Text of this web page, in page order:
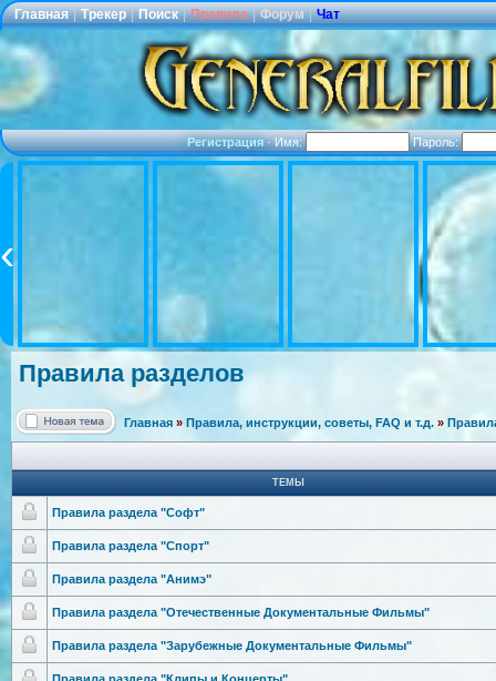
Главная | Трекер | Поиск | Правила | Форум | Чат
Регистрация·Имя: Пароль:
Правила разделов
Главная » Правила, инструкции, советы, FAQ и т.д. »
ТЕМЫ
Правила раздела "Софт"
Правила раздела "Спорт"
Правила раздела "Анимэ"
Правила раздела "Отечественные Документальные Фильмы"
Правила раздела "Зарубежные Документальные Фильмы"
Правила раздела "Клипы и Концерты"